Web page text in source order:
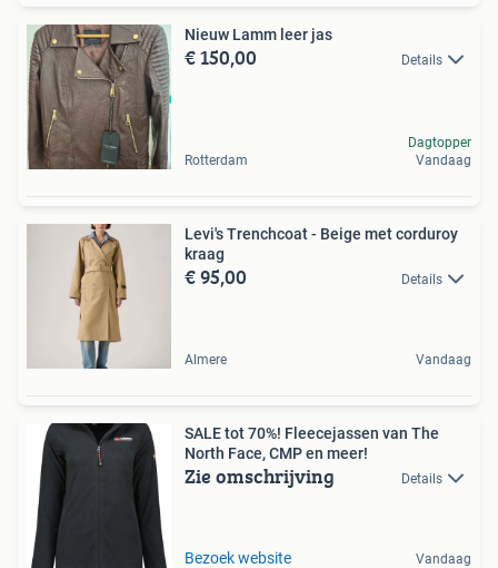
Nieuw Lamm leer jas
€ 150,00 Details
Rotterdam
Dagtopper
Vandaag
Levi's Trenchcoat - Beige met corduroy
kraag
€ 95,00 Details
Almere Vandaag
SALE tot 70%! Fleecejassen van The
North Face, CMP en meer!
Zie omschrijving Details
Bezoek website Vandaag